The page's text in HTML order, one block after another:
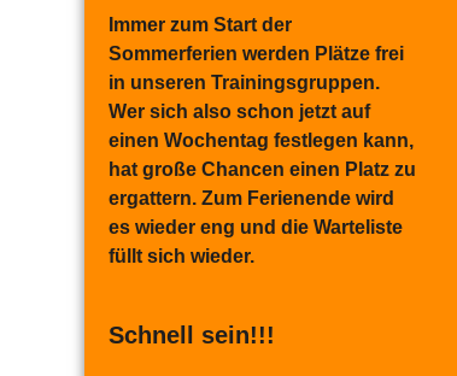
Immer zum Start der
Sommerferien werden Plätze frei
in unseren Trainingsgruppen.
Wer sich also schon jetzt auf
einen Wochentag festlegen kann,
hat große Chancen einen Platz zu
ergattern. Zum Ferienende wird
es wieder eng und die Warteliste
füllt sich wieder.
Schnell sein!!!